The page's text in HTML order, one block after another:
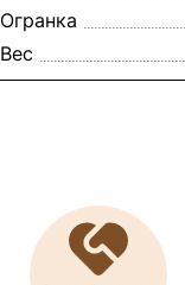
Огранка
Вес